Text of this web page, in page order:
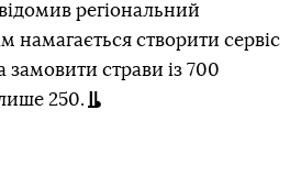
регіональний
намагається створити сервіс
замовити страви із 700
250.